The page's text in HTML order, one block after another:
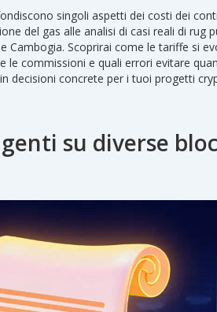
singoli aspetti dei costi dei
del gas alle analisi di casi reali di rug
Cambogia. Scoprirai come le tariffe si
le commissioni e quali errori evitare
decisioni concrete per i tuoi progetti
su diverse